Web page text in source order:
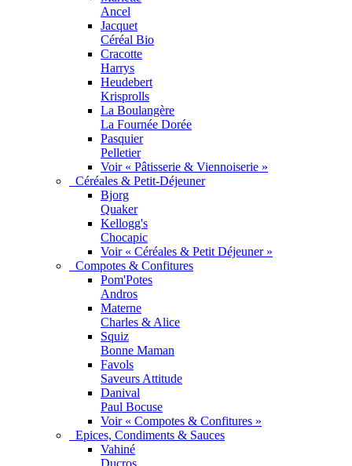
Ancel
Jacquet
Céréal Bio
Cracotte
Harrys
Heudebert
Krisprolls
La Boulangère
La Fournée Dorée
Pasquier
Pelletier
Voir « Pâtisserie & Viennoiserie »
Céréales & Petit-Déjeuner
Bjorg
Quaker
Kellogg's
Chocapic
Voir « Céréales & Petit Déjeuner »
Compotes & Confitures
Pom'Potes
Andros
Materne
Charles & Alice
Squiz
Bonne Maman
Favols
Saveurs Attitude
Danival
Paul Bocuse
Voir « Compotes & Confitures »
Epices, Condiments & Sauces
Vahiné
Ducros